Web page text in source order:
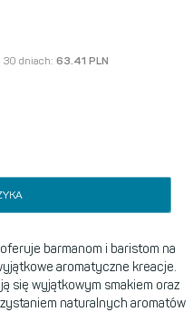
30 dniach: 63.41 PLN
barmanom i baristom na
aromatyczne kreacje.
się wyjątkowym smakiem oraz
naturalnych aromatów